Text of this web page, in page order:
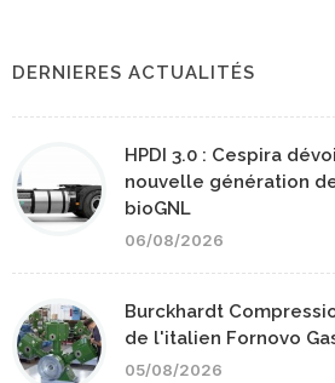
DERNIERES ACTUALITÉS
HPDI 3.0 : Cespira
nouvelle génération
bioGNL
06/08/2026
Burckhardt
de l'italien Fornovo
05/08/2026